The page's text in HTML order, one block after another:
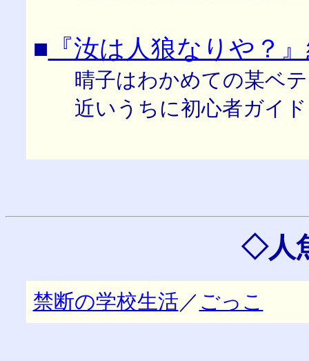
■ 『汝は人狼なりや？
晴子はわかめての某ベテ
近いうちに初心者ガイド
◇人
禁断の学校生活 ／ ごっこ